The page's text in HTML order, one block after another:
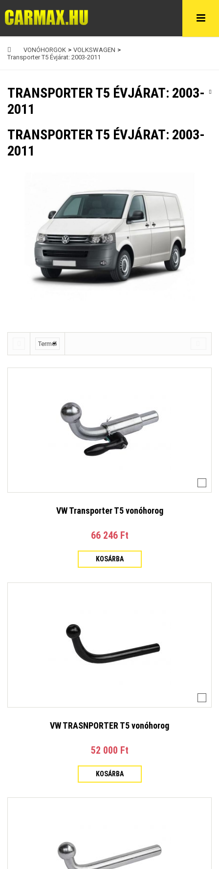
VONÓHORGOK > VOLKSWAGEN >
Transporter T5 Évjárat: 2003-2011
TRANSPORTER T5 ÉVJÁRAT: 2003-
2011
TRANSPORTER T5 ÉVJÁRAT: 2003-
2011
VW Transporter T5 vonóhorog
66 246 Ft‎
KOSÁRBA
VW TRASNPORTER T5 vonóhorog
52 000 Ft‎
KOSÁRBA